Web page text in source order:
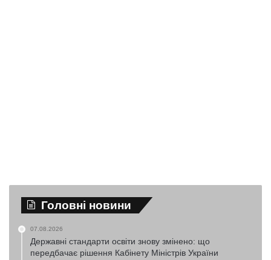
Головні новини
07.08.2026
Державні стандарти освіти знову змінено: що
передбачає рішення Кабінету Міністрів України